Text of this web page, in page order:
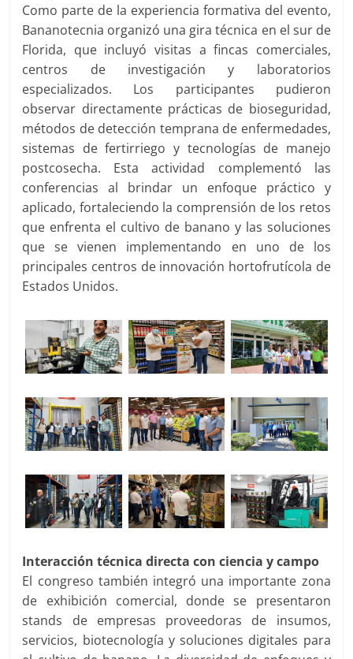
Como parte de la experiencia formativa del evento,
Bananotecnia organizó una gira técnica en el sur de
Florida, que incluyó visitas a fincas comerciales,
centros de investigación y laboratorios
especializados. Los participantes pudieron
observar directamente prácticas de bioseguridad,
métodos de detección temprana de enfermedades,
sistemas de fertirriego y tecnologías de manejo
postcosecha. Esta actividad complementó las
conferencias al brindar un enfoque práctico y
aplicado, fortaleciendo la comprensión de los retos
que enfrenta el cultivo de banano y las soluciones
que se vienen implementando en uno de los
principales centros de innovación hortofrutícola de
Estados Unidos.
Interacción técnica directa con ciencia y campo
El congreso también integró una importante zona
de exhibición comercial, donde se presentaron
stands de empresas proveedoras de insumos,
servicios, biotecnología y soluciones digitales para